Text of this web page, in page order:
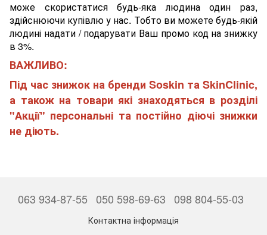
може скористатися будь-яка людина один раз,
здійснюючи купівлю у нас. Тобто ви можете будь-якій
людині надати / подарувати Ваш промо код на знижку
в 3%.
ВАЖЛИВО:
Під час знижок на бренди Soskin та SkinClinic,
а також на товари які знаходяться в розділі
"Акції" персональні та постійно діючі знижки
не діють.
063 934-87-55 050 598-69-63 098 804-55-03
Контактна інформація